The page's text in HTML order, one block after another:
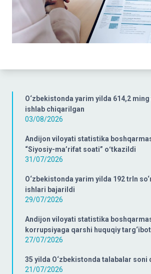
O‘zbekistonda yarim yilda 614,2
ishlab chiqarilgan
03/08/2026
Andijon viloyati statistika
“Siyosiy-ma’rifat soati” oʻtkazildi
31/07/2026
O‘zbekistonda yarim yilda 192 trln
ishlari bajarildi
29/07/2026
Andijon viloyati statistika
korrupsiyaga qarshi huquqiy
27/07/2026
35 yilda O‘zbekistonda talabalar soni
21/07/2026